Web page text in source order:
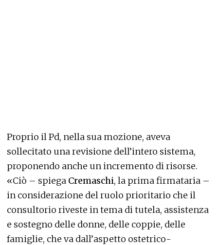
Proprio il Pd, nella sua mozione, aveva
sollecitato una revisione dell’intero sistema,
proponendo anche un incremento di risorse.
«Ciò – spiega Cremaschi, la prima firmataria –
in considerazione del ruolo prioritario che il
consultorio riveste in tema di tutela, assistenza
e sostegno delle donne, delle coppie, delle
famiglie, che va dall’aspetto ostetrico-